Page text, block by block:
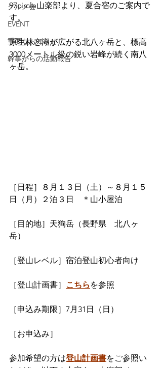
グルメ会
EVENT
重要なお知らせ
幹事からの活動報告
97circle山楽部より、夏合宿のご案内で
す。
原生林と湖が広がる北八ヶ岳と、標高
3000メートル級の鋭い岩峰が続く南八
ヶ岳。
［日程］８月１３日（土）～８月１５
日（月）２泊３日　＊山小屋泊
［目的地］天狗岳（長野県　北八ヶ
岳）
［登山レベル］宿泊登山初心者向け
［登山計画書］ こちら を参照
［申込み期限］7月31日（日）
［お申込み］
参加希望の方は登山計画書をご参照い